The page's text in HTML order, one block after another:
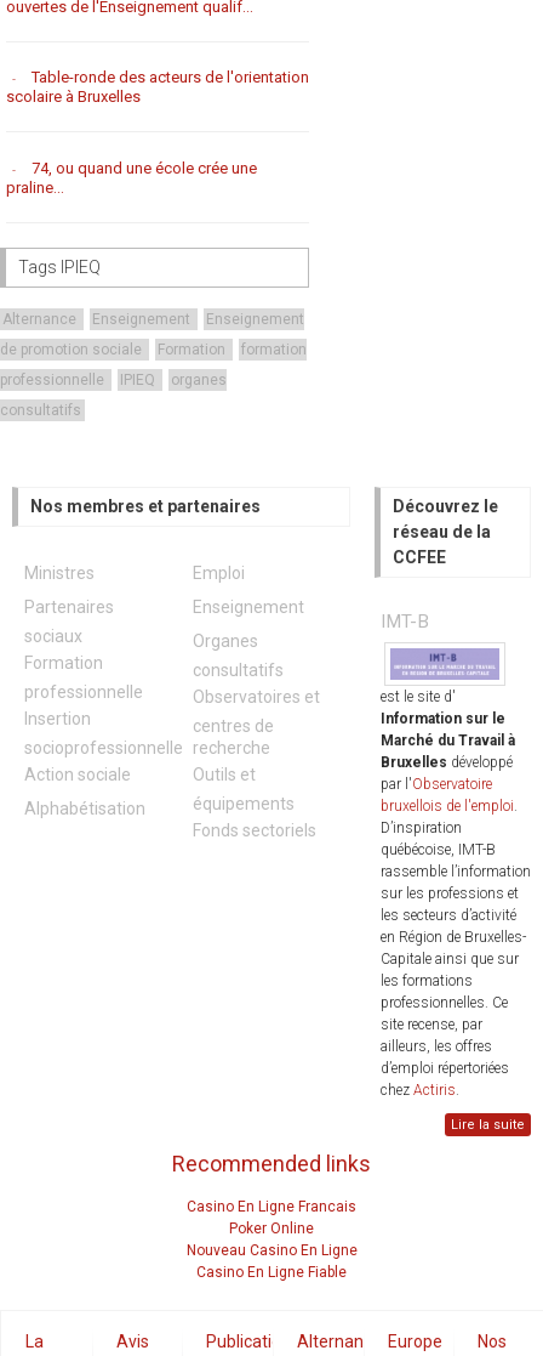
ouvertes de l'Enseignement qualif...
Table-ronde des acteurs de l'orientation
scolaire à Bruxelles
74, ou quand une école crée une
praline...
Tags IPIEQ
Alternance Enseignement
Enseignement
de promotion sociale
Formation
formation
professionnelle
IPIEQ
organes
consultatifs
Nos membres et partenaires
Ministres
Partenaires
sociaux
Formation
professionnelle
Insertion
socioprofessionnelle
Action sociale
Alphabétisation
Emploi
Enseignement
Organes
consultatifs
Observatoires et
centres de
recherche
Outils et
équipements
Fonds sectoriels
Découvrez le
réseau de la
CCFEE
IMT-B
est le site d'
Information sur le
Marché du Travail à
Bruxelles développé
par l'Observatoire
bruxellois de l'emploi.
D’inspiration
québécoise, IMT-B
rassemble l’information
sur les professions et
les secteurs d’activité
en Région de Bruxelles-
Capitale ainsi que sur
les formations
professionnelles. Ce
site recense, par
ailleurs, les offres
d’emploi répertoriées
chez Actiris.
Lire la suite
Recommended links
Casino En Ligne Francais
Poker Online
Nouveau Casino En Ligne
Casino En Ligne Fiable
La
Avis PublicationsAlternance Europe
Nos